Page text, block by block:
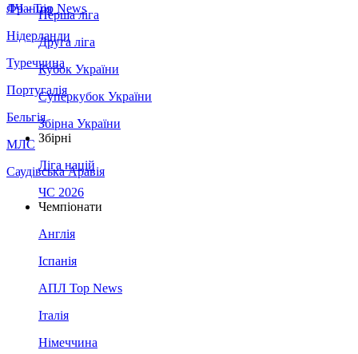
Франція
Нідерланди
Туреччина
Португалія
Бельгія
МЛС
Саудівська Аравія
ЛЧ - Top News
Перша ліга
Друга ліга
Кубок України
Суперкубок України
Збірна України
Збірні
Ліга націй
ЧС 2026
Чемпіонати
Англія
Іспанія
АПЛ Top News
Італія
Німеччина